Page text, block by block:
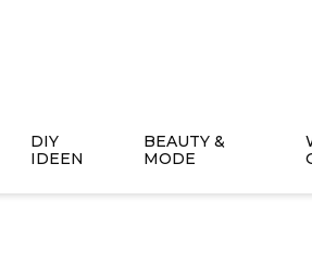
DIY
IDEEN
BEAUTY &
MODE